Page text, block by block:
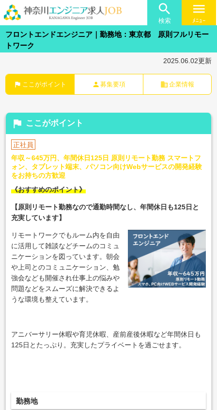

検索
menu
ﾒﾆｭｰ
フロントエンドエンジニア｜勤務地：東京都 原則フルリモー
トワーク
2025.06.02更新
flag ここがポイント person 募集要項 business 企業情報
flag ここがポイント
正社員
年収～645万円、年間休日125日 原則リモート勤務 スマートフ
ォン、タブレット端末、パソコン向けWebサービスの開発経験
をお持ちの方歓迎
《おすすめのポイント》
【原則リモート勤務なので通勤時間なし、年間休日も125日と
充実しています】
リモートワークでもルーム内を自由
に活用して雑談などチームのコミュ
ニケーションを図っています。朝会
や上司とのコミュニケーション、勉
強会なども開催され仕事上の悩みや
問題などをスムーズに解決できるよ
うな環境も整えています。
アニバーサリー休暇や育児休暇、産前産後休暇など年間休日も
125日とたっぷり。充実したプライベートを過ごせます。
勤務地